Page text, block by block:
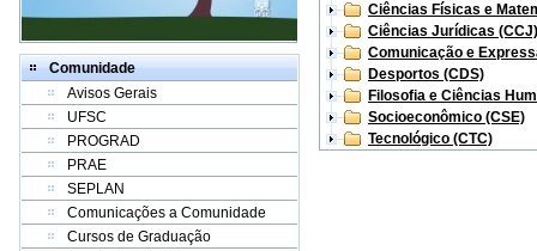
Comunidade
Avisos Gerais
UFSC
PROGRAD
PRAE
SEPLAN
Comunicações a Comunidade
Cursos de Graduação
Ciências Físicas e
Ciências Jurídicas (CCJ)
Comunicação e
Desportos (CDS)
Filosofia e Ciências
Socioeconômico (CSE)
Tecnológico (CTC)